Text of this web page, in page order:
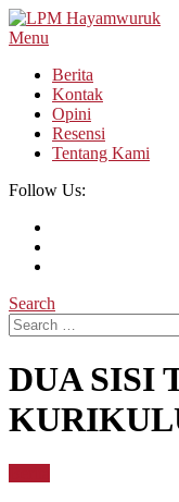
Skip
To
Menu
Berita
Kontak
Opini
Resensi
Tentang Kami
Follow Us:
Search
Search
for:
DUA SISI